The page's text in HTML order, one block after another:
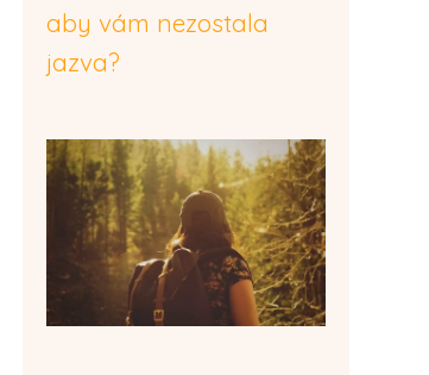
aby vám nezostala
jazva?